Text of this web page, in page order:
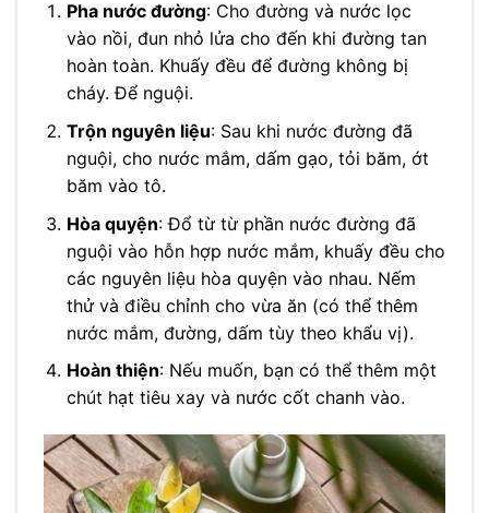
Pha nước đường: Cho đường và nước lọc
vào nồi, đun nhỏ lửa cho đến khi đường tan
hoàn toàn. Khuấy đều để đường không bị
cháy. Để nguội.
Trộn nguyên liệu: Sau khi nước đường đã
nguội, cho nước mắm, dấm gạo, tỏi băm, ớt
băm vào tô.
Hòa quyện: Đổ từ từ phần nước đường đã
nguội vào hỗn hợp nước mắm, khuấy đều cho
các nguyên liệu hòa quyện vào nhau. Nếm
thử và điều chỉnh cho vừa ăn (có thể thêm
nước mắm, đường, dấm tùy theo khẩu vị).
Hoàn thiện: Nếu muốn, bạn có thể thêm một
chút hạt tiêu xay và nước cốt chanh vào.